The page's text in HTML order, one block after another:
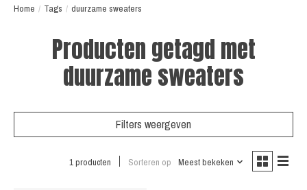
Home / Tags / duurzame sweaters
Producten getagd met
duurzame sweaters
Filters weergeven
1 producten Sorteren op Meest bekeken